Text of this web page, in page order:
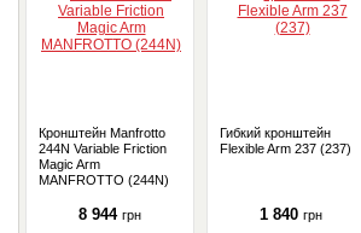
Кронштейн Manfrotto
244N Variable Friction
Magic Arm
MANFROTTO (244N)
8 944 грн
Гибкий кронштейн
Flexible Arm 237 (237)
1 840 грн